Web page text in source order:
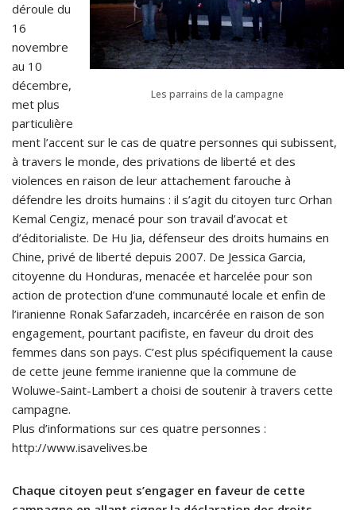
Les parrains de la campagne
déroule du
16
novembre
au 10
décembre,
met plus
particulière
ment l’accent sur le cas de quatre personnes qui subissent,
à travers le monde, des privations de liberté et des
violences en raison de leur attachement farouche à
défendre les droits humains : il s’agit du citoyen turc Orhan
Kemal Cengiz, menacé pour son travail d’avocat et
d’éditorialiste. De Hu Jia, défenseur des droits humains en
Chine, privé de liberté depuis 2007. De Jessica Garcia,
citoyenne du Honduras, menacée et harcelée pour son
action de protection d’une communauté locale et enfin de
l’iranienne Ronak Safarzadeh, incarcérée en raison de son
engagement, pourtant pacifiste, en faveur du droit des
femmes dans son pays. C’est plus spécifiquement la cause
de cette jeune femme iranienne que la commune de
Woluwe-Saint-Lambert a choisi de soutenir à travers cette
campagne.
Plus d’informations sur ces quatre personnes :
http://www.isavelives.be
Chaque citoyen peut s’engager en faveur de cette